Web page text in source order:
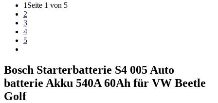
1 Seite 1 von 5
2
3
4
5
Bosch Starterbatterie S4 005 Auto
batterie Akku 540A 60Ah für VW Beetle
Golf